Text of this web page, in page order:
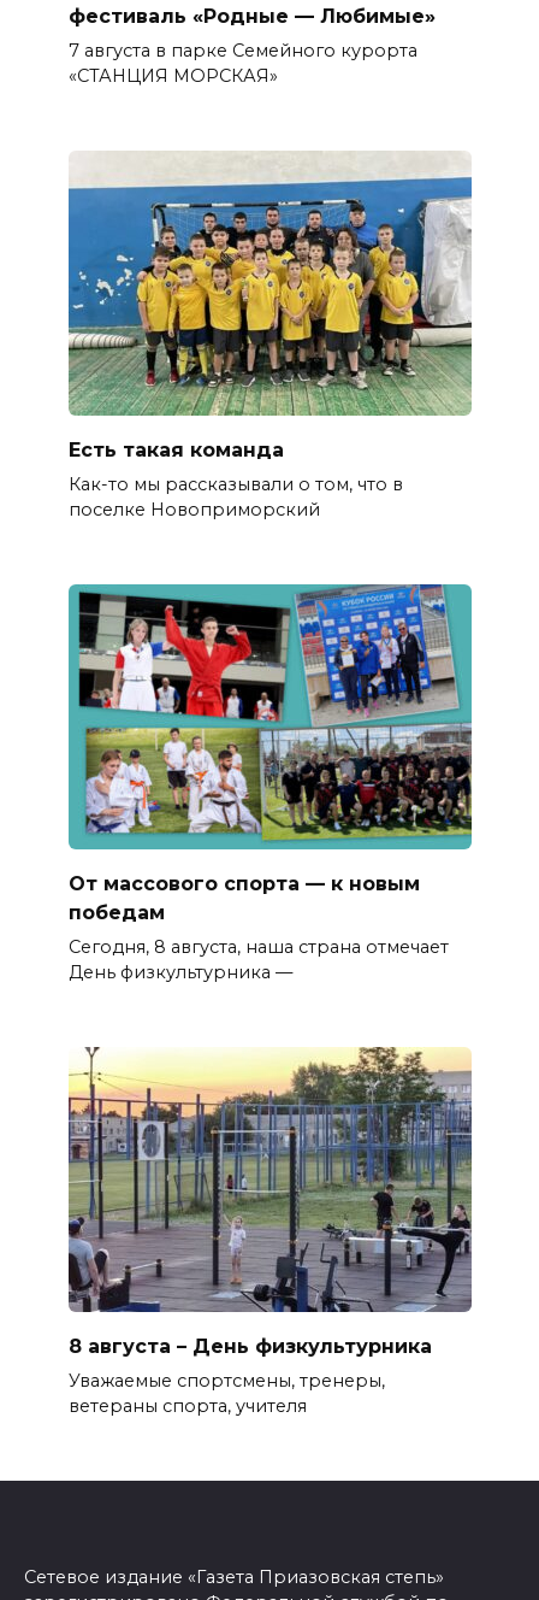
фестиваль «Родные — Любимые»
7 августа в парке Семейного курорта
«СТАНЦИЯ МОРСКАЯ»
Есть такая команда
Как-то мы рассказывали о том, что в
поселке Новоприморский
От массового спорта — к новым
победам
Сегодня, 8 августа, наша страна отмечает
День физкультурника —
8 августа – День физкультурника
Уважаемые спортсмены, тренеры,
ветераны спорта, учителя
Сетевое издание «Газета Приазовская степь»